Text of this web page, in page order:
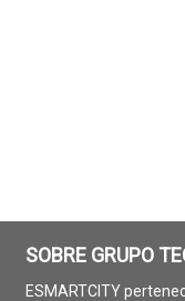
SOBRE GRUPO
ESMARTCITY